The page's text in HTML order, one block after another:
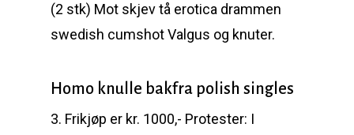
(2 stk) Mot skjev tå erotica drammen
swedish cumshot Valgus og knuter.
Homo knulle bakfra polish singles
3. Frikjøp er kr. 1000,- Protester: I